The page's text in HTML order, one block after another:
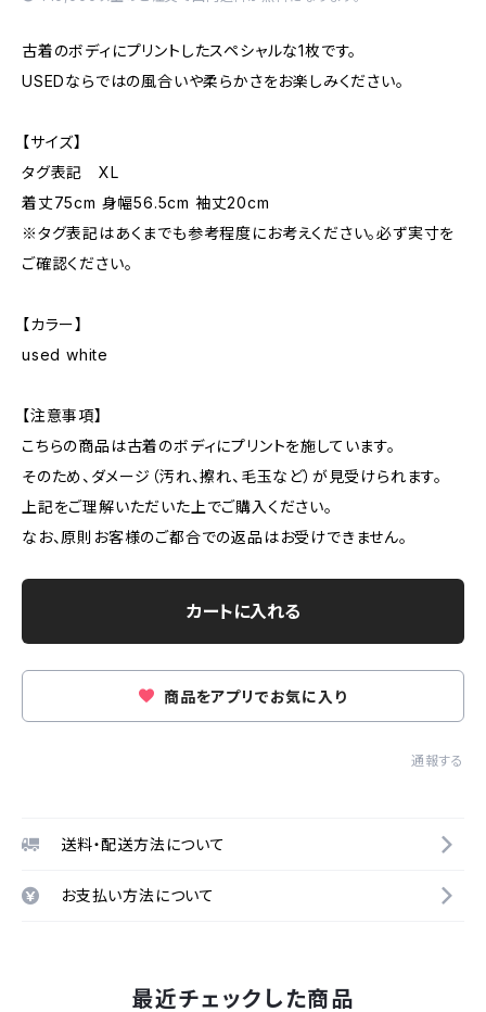
古着のボディにプリントしたスペシャルな1枚です。
USEDならではの風合いや柔らかさをお楽しみください。
【サイズ】
タグ表記 XL
着丈75cm 身幅56.5cm 袖丈20cm
※タグ表記はあくまでも参考程度にお考えください。必ず実寸を
ご確認ください。
【カラー】
used white
【注意事項】
こちらの商品は古着のボディにプリントを施しています。
そのため、ダメージ（汚れ、擦れ、毛玉など）が見受けられます。
上記をご理解いただいた上でご購入ください。
なお、原則お客様のご都合での返品はお受けできません。
カートに入れる
商品をアプリでお気に入り
通報する
送料・配送方法について
お支払い方法について
最近チェックした商品